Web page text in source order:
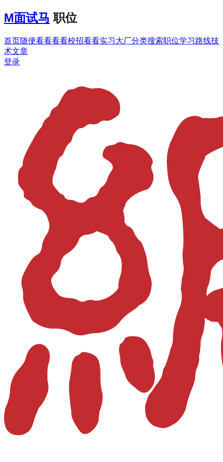
M面试马 职位
首页随便看看看看校招看看实习大厂分类搜索职位学习路线技
术文章
登录